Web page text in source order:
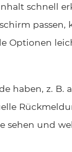
schnell
passen,
Optionen
haben, z. B.
sehen und